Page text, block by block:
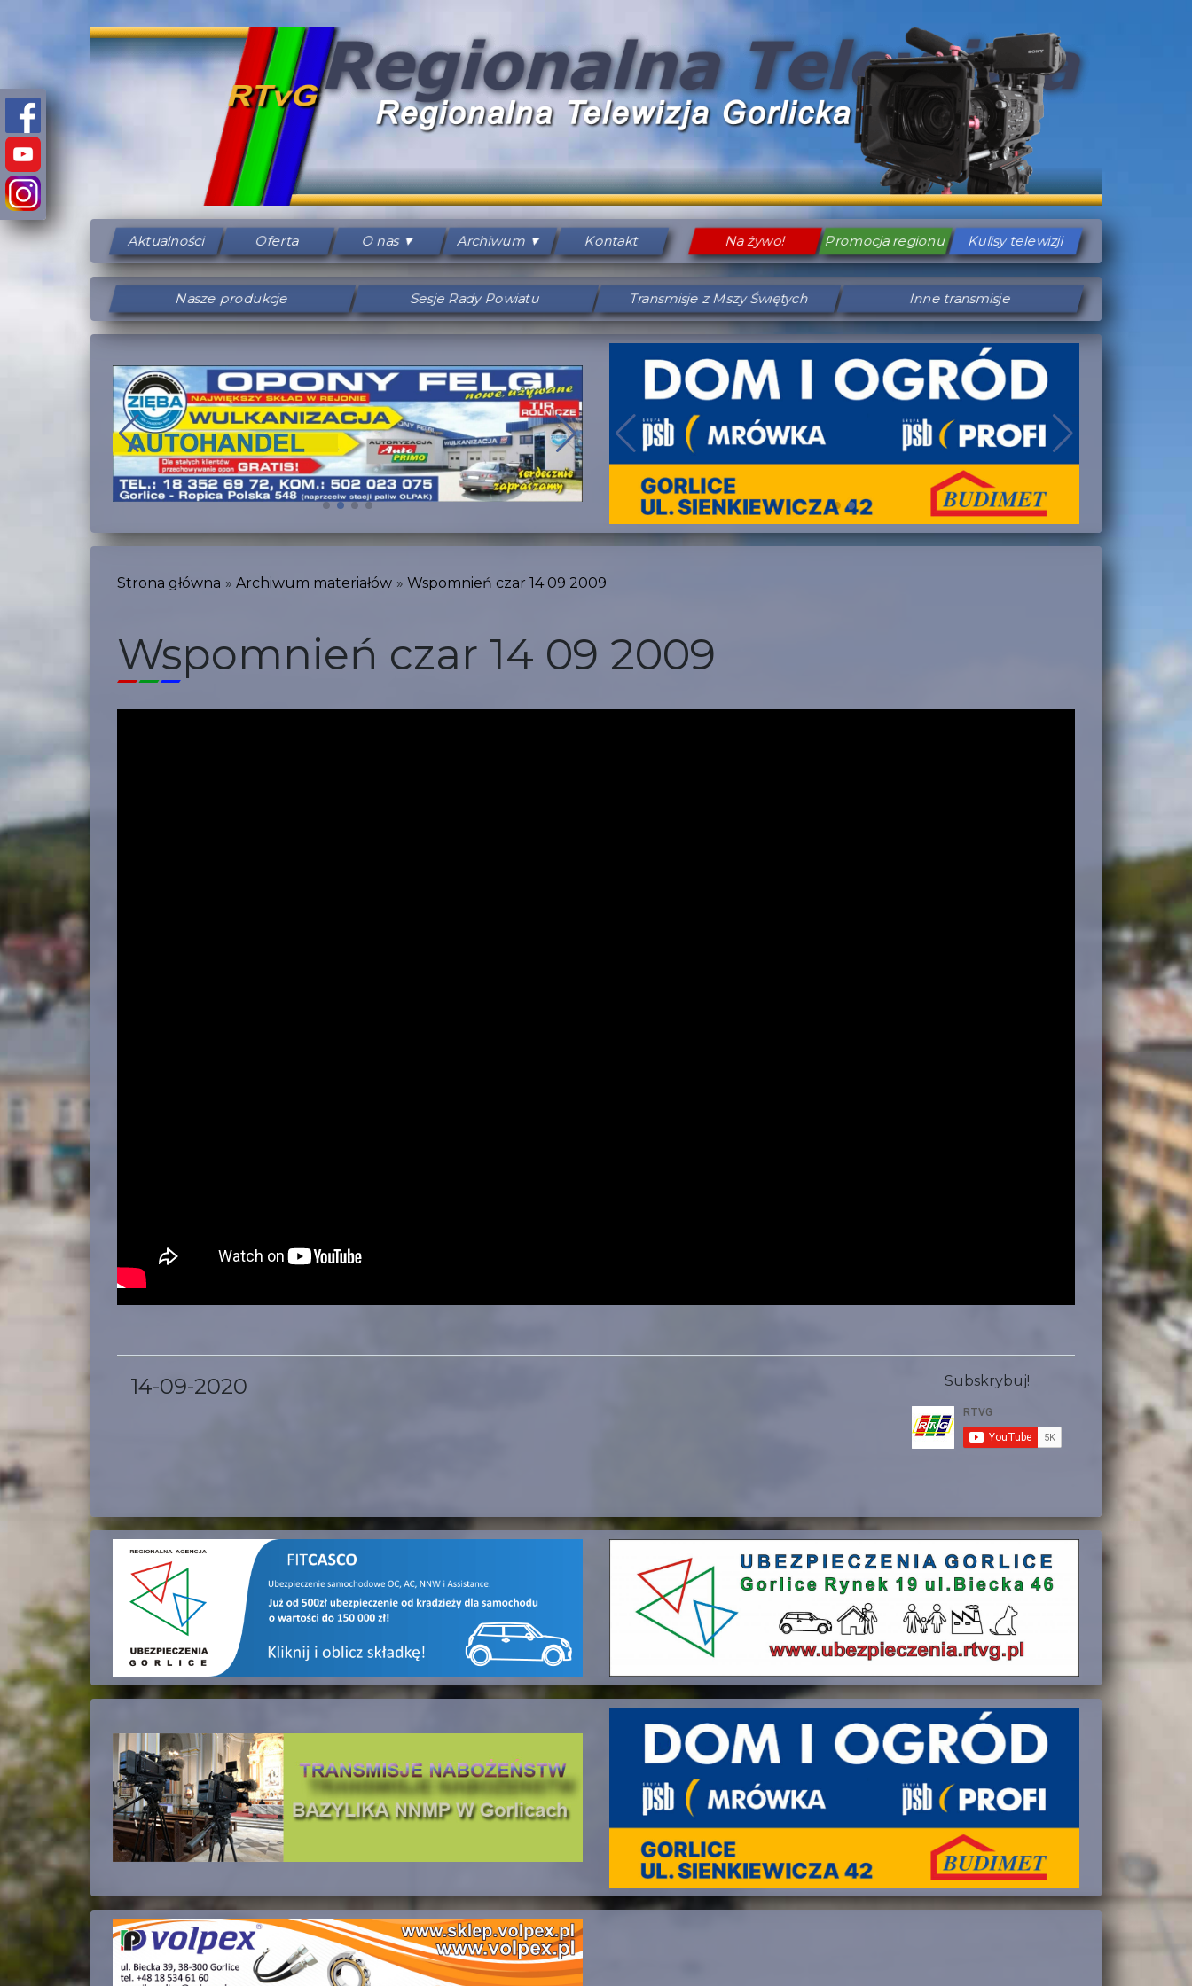
Aktualności Oferta O nas Archiwum Kontakt Na żywo! Promocja regionu Kulisy telewizji
Nasze produkcje Sesje Rady Powiatu Transmisje z Mszy Świętych Inne transmisje
Strona główna Archiwum materiałów Wspomnień czar 14 09 2009
Wspomnień czar 14 09 2009
14-09-2020 Subskrybuj!